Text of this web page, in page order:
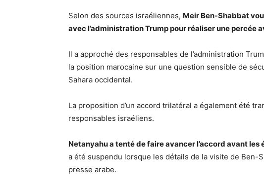
Selon des sources israéliennes, Meir Ben-Shabbat
avec l’administration Trump pour réaliser une percée
Il a approché des responsables de l’administration
la position marocaine sur une question sensible de
Sahara occidental.
La proposition d’un accord trilatéral a également été
responsables israéliens.
Netanyahu a tenté de faire avancer l’accord avant les
a été suspendu lorsque les détails de la visite de Ben-
presse arabe.